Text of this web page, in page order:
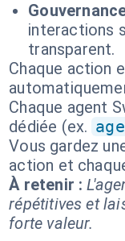
interactions
transparent.
Chaque action
Chaque agent
dédiée (ex.
Vous gardez
action et
À retenir :
répétitives et
forte valeur.